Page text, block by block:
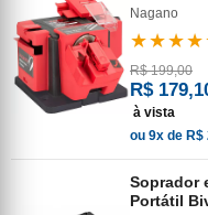
Nagano
R$ 199,00
R$
à vista
ou 9x de R$
Soprador
Portátil